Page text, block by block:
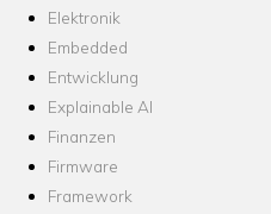
Elektronik
Embedded
Entwicklung
Explainable AI
Finanzen
Firmware
Framework